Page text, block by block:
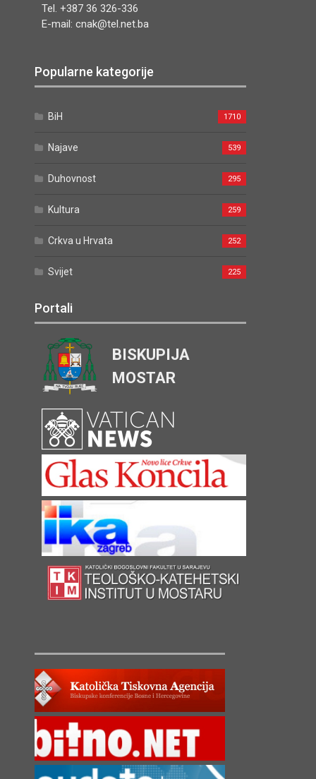
Tel. +387 36 326-336
E-mail: cnak@tel.net.ba
Popularne kategorije
BiH 1710
Najave 539
Duhovnost 295
Kultura 259
Crkva u Hrvata 252
Svijet 225
Portali
BISKUPIJA
MOSTAR